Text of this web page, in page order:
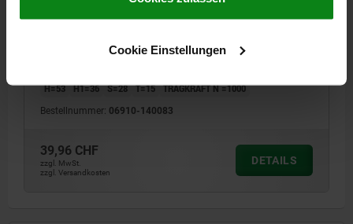
Cookie Einstellungen
BÜGELGRIFF, A=140, L=168, D=M08 ALUMINIUM
NATUR ELOXIERT
BOHRUNGSABSTAND=140 BEFESTIGUNGSBOHRUNG=M8
H=53 H1=36 S=28 T=15 TRAGKRAFT N =1000
Bestellnummer: 06910-140083
39,96 CHF
zzgl. MwSt.
zzgl. Versandkosten
DETAILS